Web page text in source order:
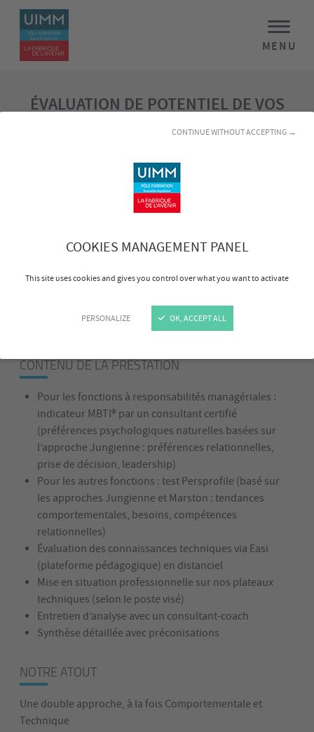
COOKIES MANAGEMENT PANEL
This site uses cookies and gives you control over what you want to activate
PERSONALIZE
CONTINUE WITHOUT ACCEPTING →
OK, ACCEPT ALL
MENU
ÉVALUATION DE POTENTIEL DE VOS
COLLABORATEURS
Nous vous accompagnons dans l’anticipation des
évolutions de carrière, la sécurisation de vos mobilités
internes et la détection de vos talents internes à fort
CONTENU DE LA PRESTATION
Pour les fonctions à responsabilités managériales :
indicateur MBTI® par un consultant certifié
(préférences psychologiques naturelles basées sur
l’approche Jungienne : préférences relationnelles,
prise de décision, leadership)
Pour les autres fonctions : test Persprofile (basé sur
les approches Jungienne et Marston : tendances
comportementales, besoins, compétences
relationnelles)
Évaluation des connaissances techniques via Easi
(plateforme pédagogique) en distanciel
Mise en situation professionnelle sur nos plateaux
techniques (selon le poste visé)
Entretien d’analyse avec un consultant-coach
Synthèse détaillée avec préconisations
NOTRE ATOUT
Une double approche, à la fois Comportementale et
Technique